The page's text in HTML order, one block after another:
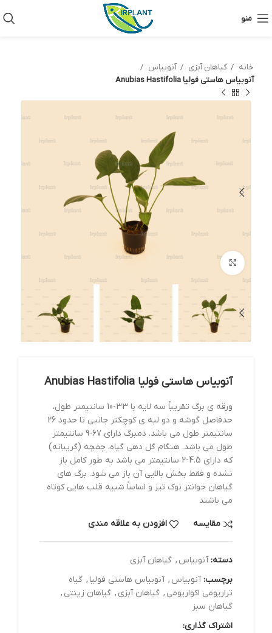
منو
خانه گیاهان آبزی
آنوبیاس
آنوبیاس هاستی فولیا Anubias Hastifolia
بزرگنمایی تصویر
آنوبیاس هاستی فولیا Anubias Hastifolia
ورقه ی برگ تقریباً سه لایه با 33-10 سانتیمتر طول،
حدفاصل گوشه و دو لبه ی کوچکتر جانبی تا حدود 26
سانتیمتر طول می باشد. دمبرگ دارای 67-9 سانتیمتر
طول می باشد. هنگام گل دهی گیاه، چمچه (گریبانه)
که دارای 4.5-2 سانتیمتر می باشد به طور کامل باز
نشده و فقط بخش بالایی آن باز می شود. برگ های
گیاهان جوانتر نوک تیز و اساساً شبیه قلب هایی کوتاه
می باشند
مقایسه افزودن به علاقه مندی
دسته: آنوبیاس , گیاهان آبزی
برچسب: آنوبیاس , آنوبیاس هاستی فولیا , گیاه
تراریومی اکواریومی , گیاهان آبزی , گیاهان زینتی ,
گیاهان سبز
اشتراک گذاری: